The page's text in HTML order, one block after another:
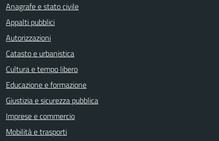
Anagrafe e stato civile
Appalti pubblici
Autorizzazioni
Catasto e urbanistica
Cultura e tempo libero
Educazione e formazione
Giustizia e sicurezza pubblica
Imprese e commercio
Mobilità e trasporti